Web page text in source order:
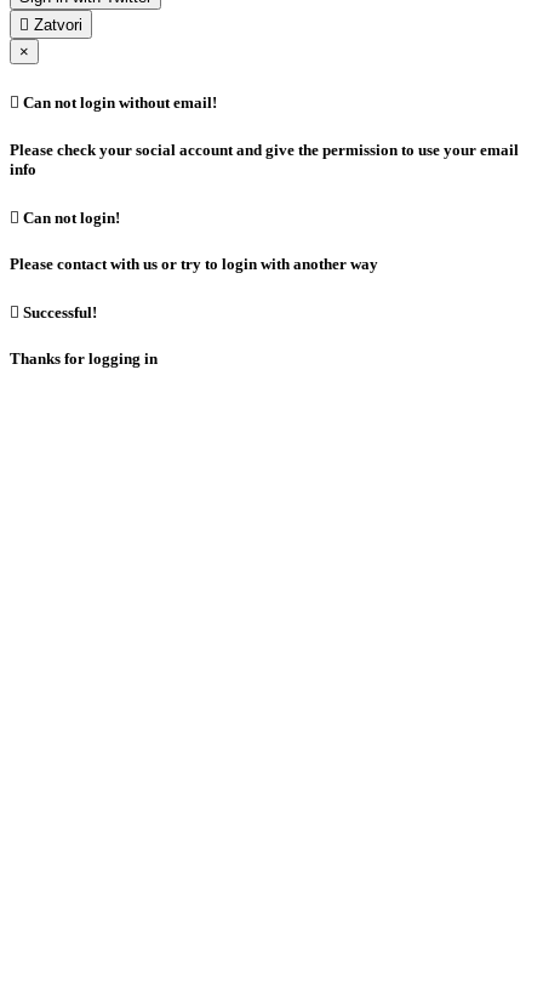
 Zatvori
×
 Can not login without email!
Please check your social account and give the permission to use your email
info
 Can not login!
Please contact with us or try to login with another way
 Successful!
Thanks for logging in